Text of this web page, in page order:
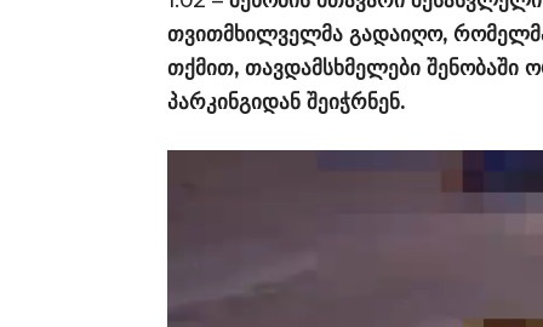
თვითმხილველმა გადაიღო,
თქმით, თავდამსხმელები
პარკინგიდან შეიჭრნენ.